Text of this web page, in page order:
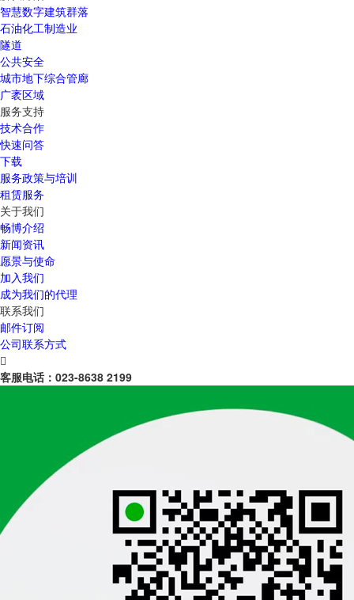
智慧数字建筑群落
石油化工制造业
隧道
公共安全
城市地下综合管廊
广袤区域
服务支持
技术合作
快速问答
下载
服务政策与培训
租赁服务
关于我们
畅博介绍
新闻资讯
愿景与使命
加入我们
成为我们的代理
联系我们
邮件订阅
公司联系方式

客服电话： 023-8638 2199